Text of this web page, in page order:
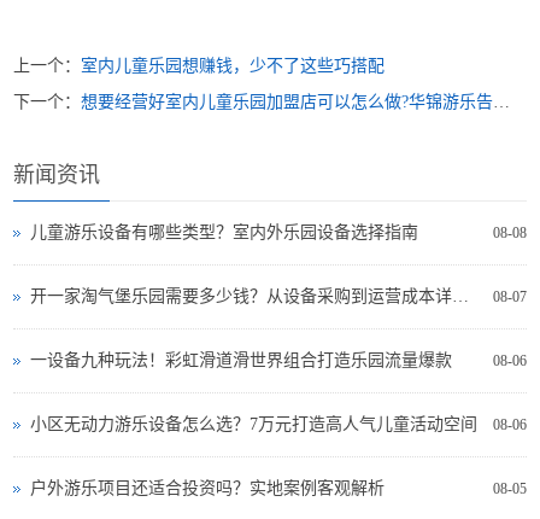
上一个： 室内儿童乐园想赚钱，少不了这些巧搭配
下一个：想要经营好室内儿童乐园加盟店可以怎么做?华锦游乐告诉你
新闻资讯
08-08
儿童游乐设备有哪些类型？室内外乐园设备选择指南
08-07
开一家淘气堡乐园需要多少钱？从设备采购到运营成本详细分析
08-06
一设备九种玩法！彩虹滑道滑世界组合打造乐园流量爆款
08-06
小区无动力游乐设备怎么选？7万元打造高人气儿童活动空间
08-05
户外游乐项目还适合投资吗？实地案例客观解析